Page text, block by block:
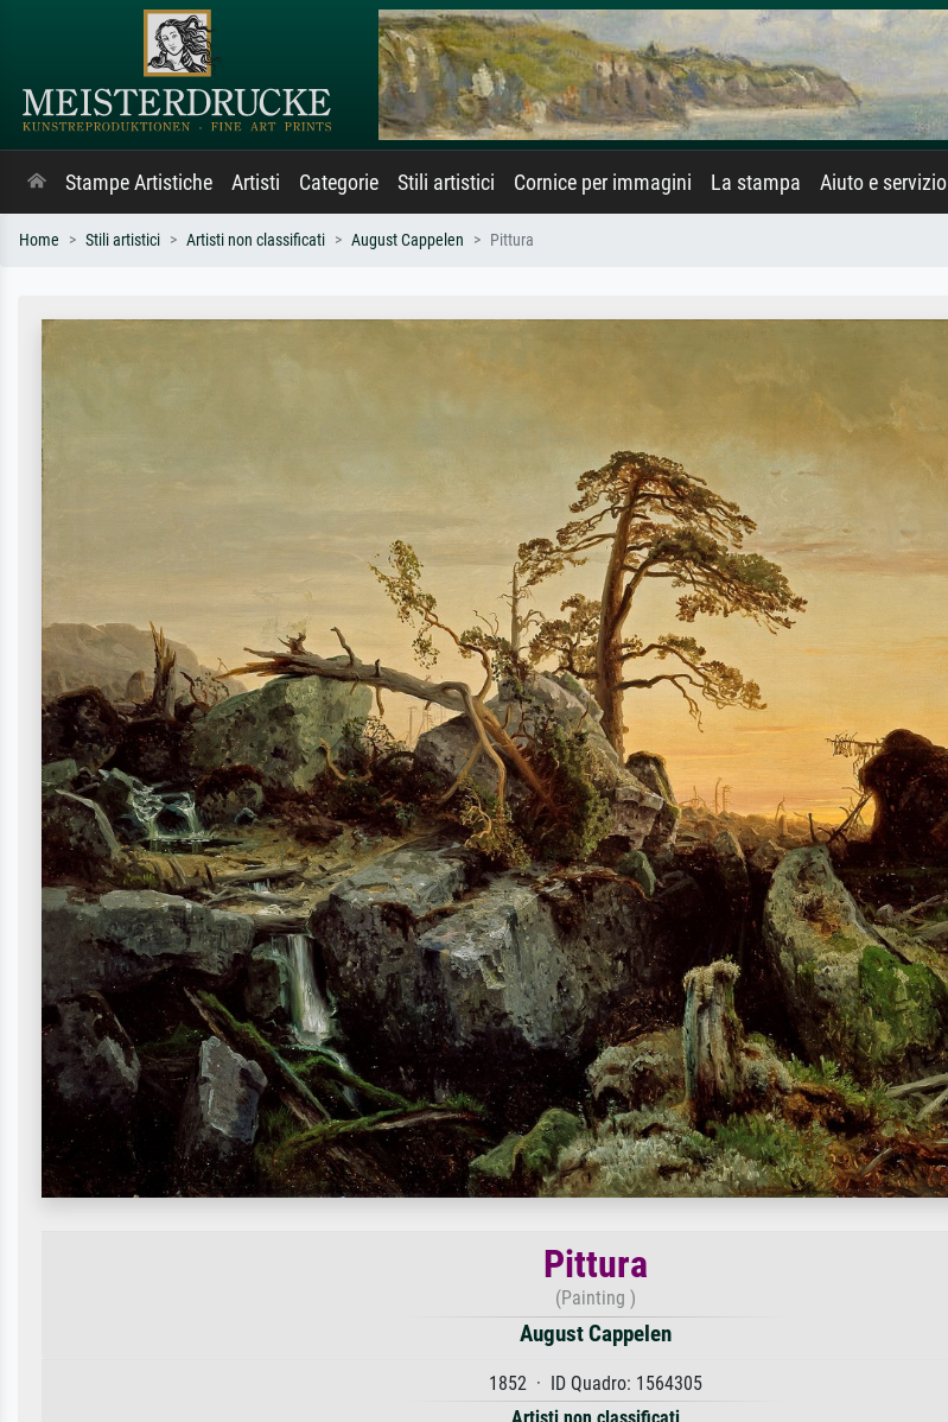
Stampe Artistiche Artisti Categorie Stili artistici Cornice per immagini La stampa Aiuto e servizio
Home Stili artistici Artisti non classificati August Cappelen Pittura
Pittura
(Painting )
August Cappelen
1852 · ID Quadro: 1564305